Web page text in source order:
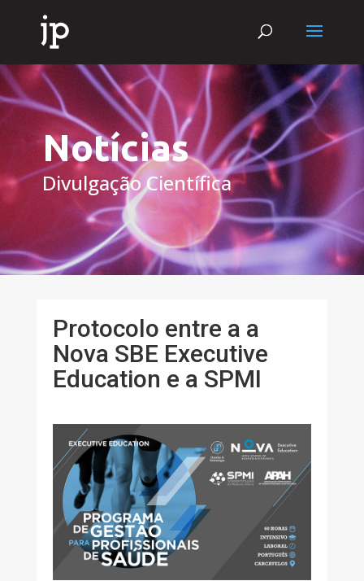
Notícias
Divulgação Científica
Protocolo entre a a
Nova SBE Executive
Education e a SPMI